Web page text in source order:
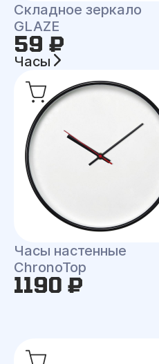
Складное зеркало
GLAZE
59 ₽
Часы
Часы настенные
ChronoTop
1190 ₽